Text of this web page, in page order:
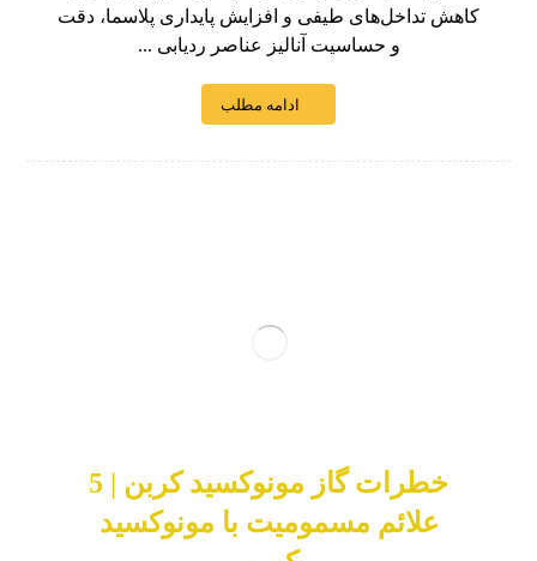
کاهش تداخل‌های طیفی و افزایش پایداری پلاسما، دقت
و حساسیت آنالیز عناصر ردیابی ...
ادامه مطلب
خطرات گاز مونوکسید کربن | 5
علائم مسمومیت با مونوکسید